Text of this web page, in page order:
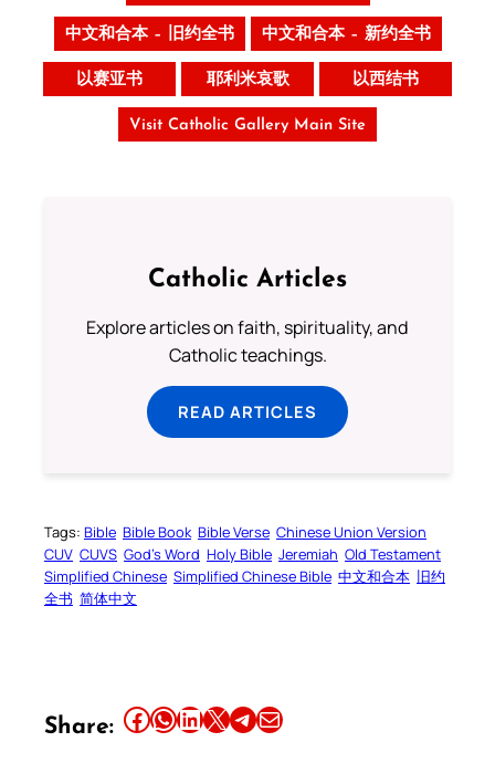
中文和合本 – 旧约全书 中文和合本 – 新约全书
以赛亚书 耶利米哀歌 以西结书
Visit Catholic Gallery Main Site
Catholic Articles
Explore articles on faith, spirituality, and
Catholic teachings.
READ ARTICLES
Tags: Bible Bible Book Bible Verse Chinese Union Version
CUV CUVS God’s Word Holy Bible Jeremiah Old Testament
Simplified Chinese Simplified Chinese Bible 中文和合本 旧约
全书 简体中文
Share: Share this article on Facebook Share this article on WhatsApp Share this article on LinkedIn Share this article on X Share this article on TelegramEmail this Article